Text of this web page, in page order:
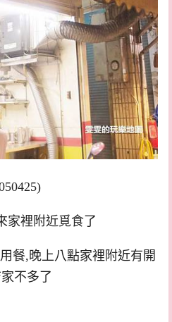
家裡附近覓食了
餐,晚上八點家裡附近有開
不多了